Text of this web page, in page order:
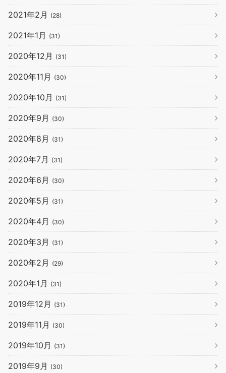
2021年2月 (28)
2021年1月 (31)
2020年12月 (31)
2020年11月 (30)
2020年10月 (31)
2020年9月 (30)
2020年8月 (31)
2020年7月 (31)
2020年6月 (30)
2020年5月 (31)
2020年4月 (30)
2020年3月 (31)
2020年2月 (29)
2020年1月 (31)
2019年12月 (31)
2019年11月 (30)
2019年10月 (31)
2019年9月 (30)